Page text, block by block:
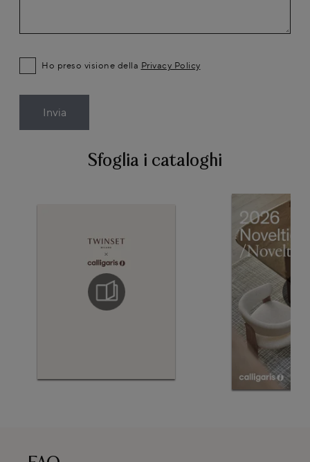
Sfoglia i cataloghi
Ho preso visione della Privacy Policy
Invia